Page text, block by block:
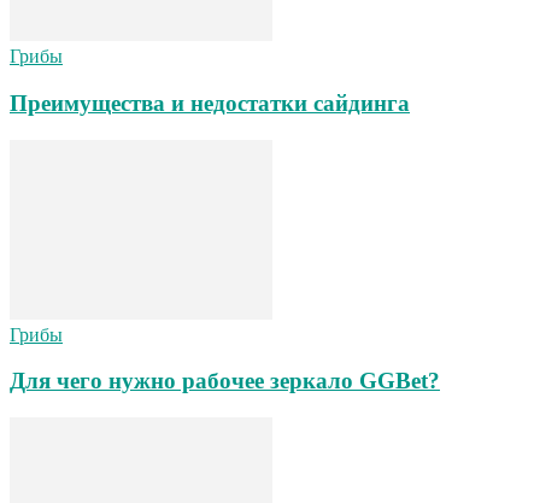
Грибы
Преимущества и недостатки сайдинга
Грибы
Для чего нужно рабочее зеркало GGBet?